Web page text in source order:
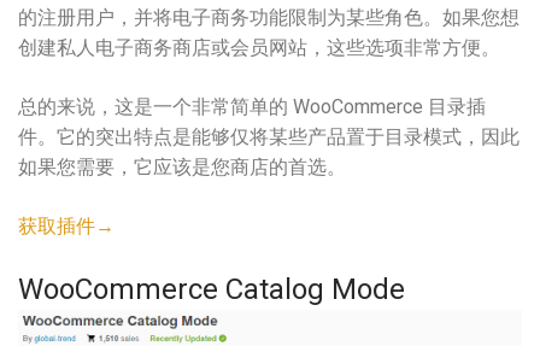
的注册用户，并将电子商务功能限制为某些角色。如果您想
创建私人电子商务商店或会员网站，这些选项非常方便。
总的来说，这是一个非常简单的 WooCommerce 目录插
件。它的突出特点是能够仅将某些产品置于目录模式，因此
如果您需要，它应该是您商店的首选。
获取插件→
WooCommerce Catalog Mode